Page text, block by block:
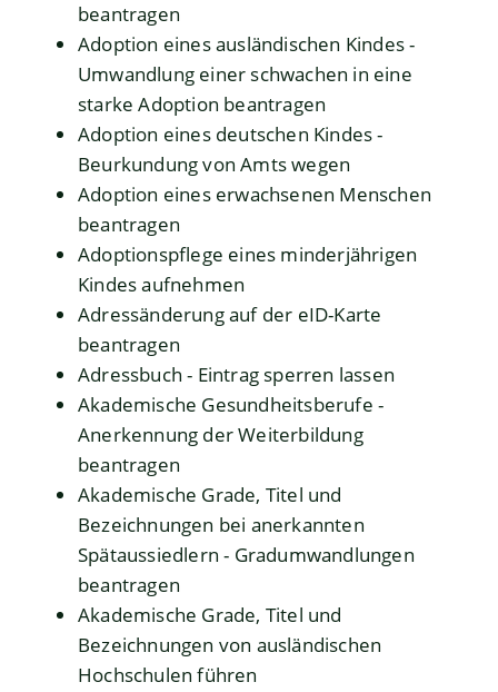
beantragen
Adoption eines ausländischen Kindes -
Umwandlung einer schwachen in eine
starke Adoption beantragen
Adoption eines deutschen Kindes -
Beurkundung von Amts wegen
Adoption eines erwachsenen Menschen
beantragen
Adoptionspflege eines minderjährigen
Kindes aufnehmen
Adressänderung auf der eID-Karte
beantragen
Adressbuch - Eintrag sperren lassen
Akademische Gesundheitsberufe -
Anerkennung der Weiterbildung
beantragen
Akademische Grade, Titel und
Bezeichnungen bei anerkannten
Spätaussiedlern - Gradumwandlungen
beantragen
Akademische Grade, Titel und
Bezeichnungen von ausländischen
Hochschulen führen